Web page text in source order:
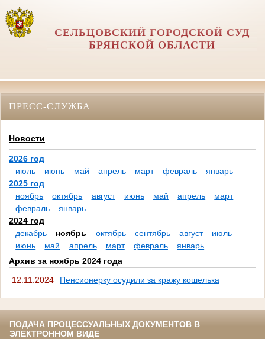
СЕЛЬЦОВСКИЙ ГОРОДСКОЙ СУД
БРЯНСКОЙ ОБЛАСТИ
ПРЕСС-СЛУЖБА
Новости
2026 год
июль
июнь май апрель март февраль
январь
2025 год
ноябрь
октябрь август июнь май апрель
март
февраль
январь
2024 год
декабрь
ноябрь октябрь сентябрь август
июль
июнь
май апрель март февраль
январь
Архив за ноябрь 2024 года
12.11.2024
Пенсионерку осудили за кражу кошелька
ПОДАЧА ПРОЦЕССУАЛЬНЫХ ДОКУМЕНТОВ В
ЭЛЕКТРОННОМ ВИДЕ